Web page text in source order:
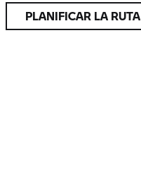
PLANIFICAR LA RUTA